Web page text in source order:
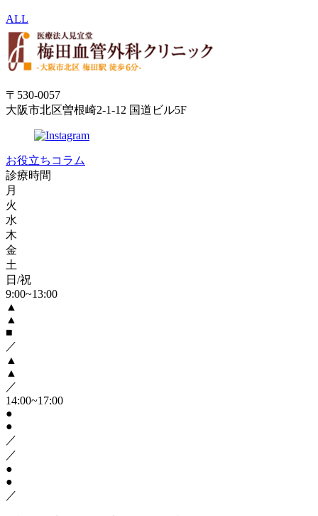
ALL
〒530-0057
大阪市北区曽根崎2-1-12 国道ビル5F
お役立ちコラム
診療時間
月
火
水
木
金
土
日/祝
9:00~13:00
▲
▲
■
／
▲
▲
／
14:00~17:00
●
●
／
／
●
●
／